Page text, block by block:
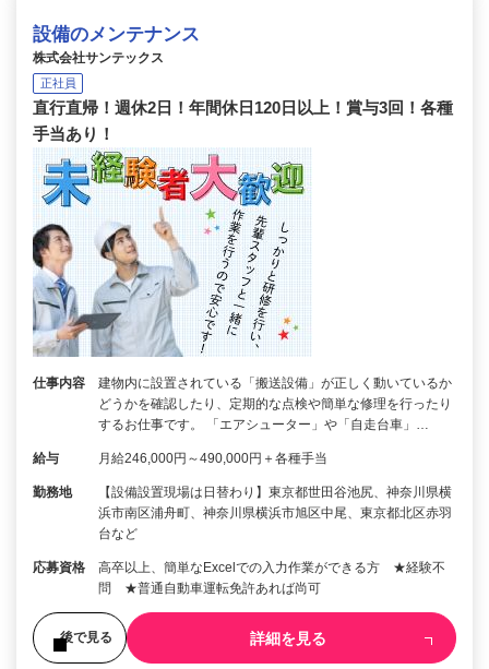
設備のメンテナンス
株式会社サンテックス
正社員
直行直帰！週休2日！年間休日120日以上！賞与3回！各種
手当あり！
仕事内容
建物内に設置されている「搬送設備」が正しく動いているか
どうかを確認したり、定期的な点検や簡単な修理を行ったり
するお仕事です。 「エアシューター」や「自走台車」…
給与 月給246,000円～490,000円＋各種手当
勤務地
【設備設置現場は日替わり】東京都世田谷池尻、神奈川県横
浜市南区浦舟町、神奈川県横浜市旭区中尾、東京都北区赤羽
台など
応募資格
高卒以上、簡単なExcelでの入力作業ができる方 ★経験不
問 ★普通自動車運転免許あれば尚可
後で見る 詳細を見る